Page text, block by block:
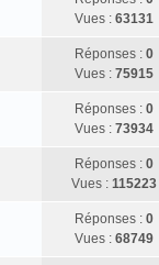
Vues : 63131
Réponses : 0
Vues : 75915
Réponses : 0
Vues : 73934
Réponses : 0
Vues : 115223
Réponses : 0
Vues : 68749